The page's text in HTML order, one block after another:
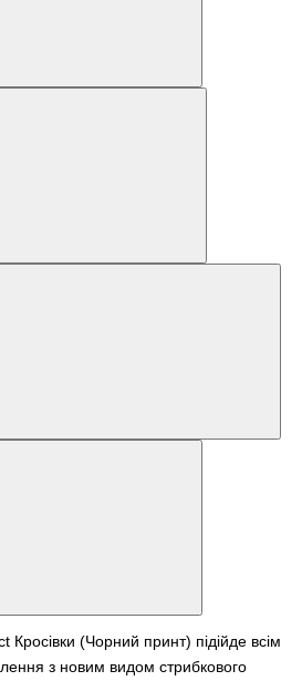
Кросівки (Чорний принт) підійде всім
з новим видом стрибкового